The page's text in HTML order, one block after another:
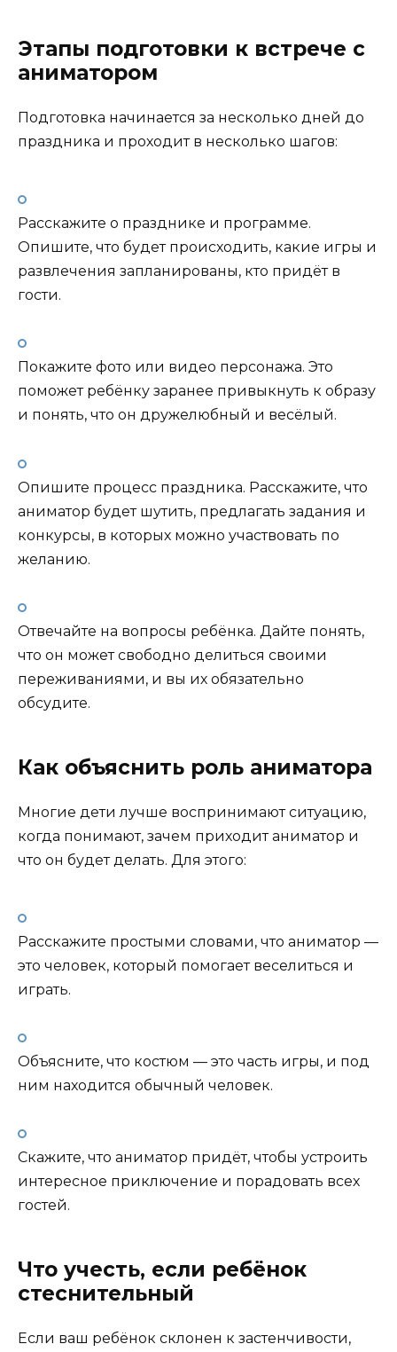
Этапы подготовки к встрече с
аниматором
Подготовка начинается за несколько дней до
праздника и проходит в несколько шагов:
Расскажите о празднике и программе.
Опишите, что будет происходить, какие игры и
развлечения запланированы, кто придёт в
гости.
Покажите фото или видео персонажа. Это
поможет ребёнку заранее привыкнуть к образу
и понять, что он дружелюбный и весёлый.
Опишите процесс праздника. Расскажите, что
аниматор будет шутить, предлагать задания и
конкурсы, в которых можно участвовать по
желанию.
Отвечайте на вопросы ребёнка. Дайте понять,
что он может свободно делиться своими
переживаниями, и вы их обязательно
обсудите.
Как объяснить роль аниматора
Многие дети лучше воспринимают ситуацию,
когда понимают, зачем приходит аниматор и
что он будет делать. Для этого:
Расскажите простыми словами, что аниматор —
это человек, который помогает веселиться и
играть.
Объясните, что костюм — это часть игры, и под
ним находится обычный человек.
Скажите, что аниматор придёт, чтобы устроить
интересное приключение и порадовать всех
гостей.
Что учесть, если ребёнок
стеснительный
Если ваш ребёнок склонен к застенчивости,